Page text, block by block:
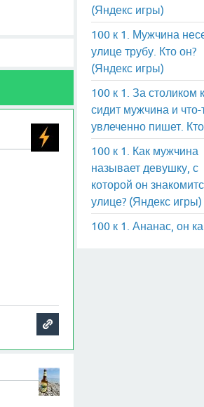
(Яндекс игры)
100 к 1. Мужчина
улице трубу. Кто он?
(Яндекс игры)
100 к 1. За столиком
сидит мужчина и что-
увлеченно пишет.
100 к 1. Как мужчина
называет девушку, с
которой он
улице? (Яндекс игры)
100 к 1. Ананас, он